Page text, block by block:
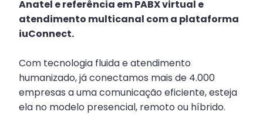
Anatel e referência em PABX virtual e
atendimento multicanal com a plataforma
iuConnect.
Com tecnologia fluida e atendimento
humanizado, já conectamos mais de 4.000
empresas a uma comunicação eficiente, esteja
ela no modelo presencial, remoto ou híbrido.